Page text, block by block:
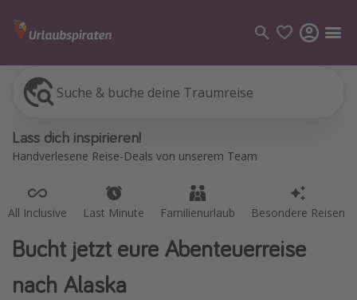
Suche & buche deine Traumreise
Lass dich inspirieren!
Handverlesene Reise-Deals von unserem Team
All Inclusive Last Minute Familienurlaub Besondere Reisen
All Inclusive
Flüge
Pauschalreisen
Bucht jetzt eure Abenteuerreise
nach Alaska